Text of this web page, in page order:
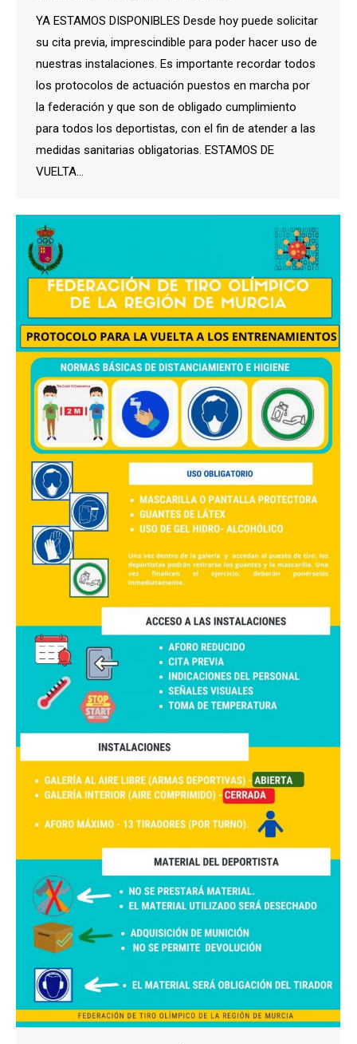
YA ESTAMOS DISPONIBLES Desde hoy puede solicitar
su cita previa, imprescindible para poder hacer uso de
nuestras instalaciones. Es importante recordar todos
los protocolos de actuación puestos en marcha por
la federación y que son de obligado cumplimiento
para todos los deportistas, con el fin de atender a las
medidas sanitarias obligatorias. ESTAMOS DE
VUELTA…